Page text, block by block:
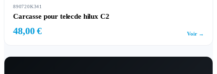
890720K341
Carcasse pour telecde hilux C2
48,00 € Voir →